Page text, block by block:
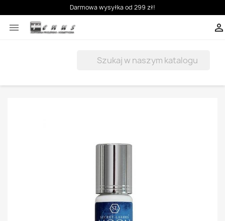
Darmowa wysyłka od 299 zł!
 